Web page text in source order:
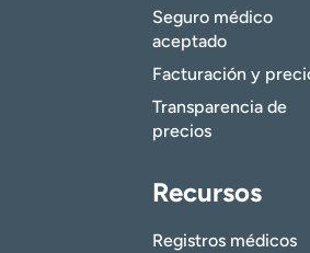
Seguro médico
aceptado
Facturación y
Transparencia de
precios
Recursos
Registros médicos